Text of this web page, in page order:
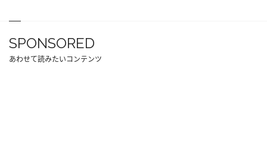
SPONSORED
あわせて読みたいコンテンツ